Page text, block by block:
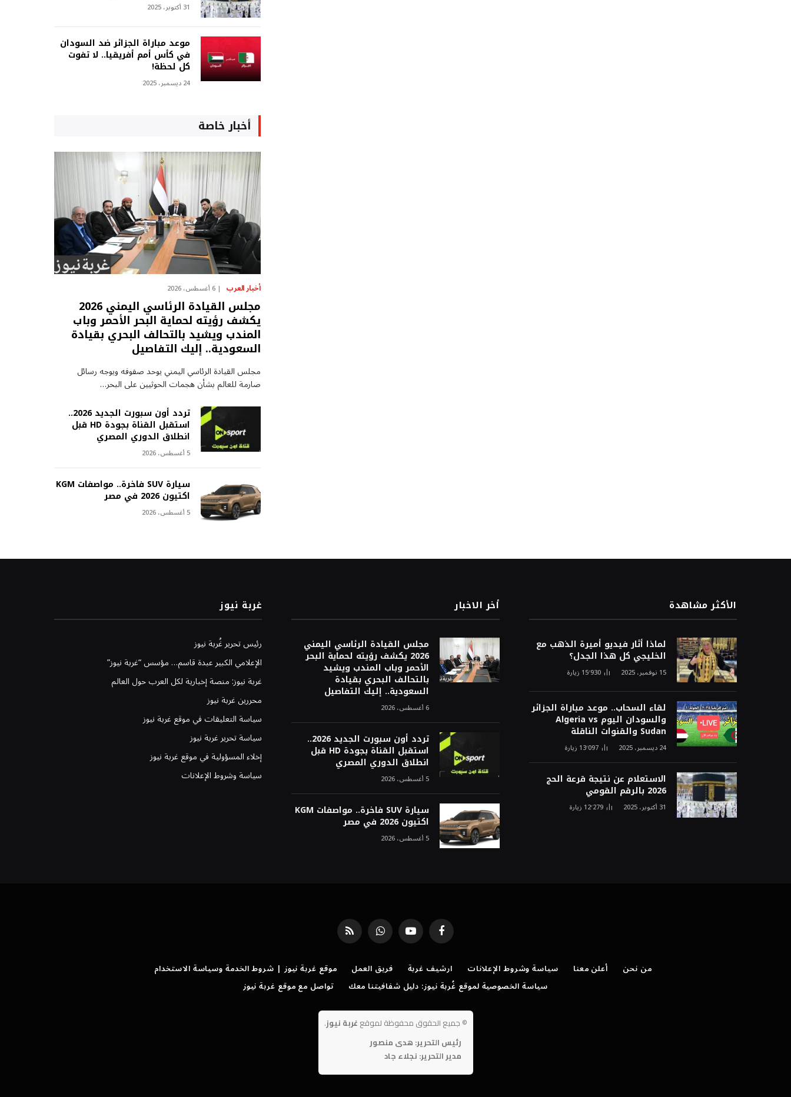
31 أكتوبر، 2025
موعد مباراة الجزائر ضد السودان
في كأس أمم أفريقيا.. لا تفوت
كل لحظة!
24 ديسمبر، 2025
أخبار خاصة
أخبار العرب 6 أغسطس، 2026
مجلس القيادة الرئاسي اليمني 2026
يكشف رؤيته لحماية البحر الأحمر وباب
المندب ويشيد بالتحالف البحري بقيادة
السعودية.. إليك التفاصيل
مجلس القيادة الرئاسي اليمني يوحد صفوفه ويوجه رسائل
صارمة للعالم بشأن هجمات الحوثيين على البحر…
تردد أون سبورت الجديد 2026..
استقبل القناة بجودة HD قبل
انطلاق الدوري المصري
5 أغسطس، 2026
سيارة SUV فاخرة.. مواصفات KGM
اكتيون 2026 في مصر
5 أغسطس، 2026
الأكثر مشاهدة
لماذا أثار فيديو أميرة الذهب مع
الخليجي كل هذا الجدل؟
15 نوفمبر، 2025 15٬930 زيارة
لقاء السحاب.. موعد مباراة الجزائر
والسودان اليوم Algeria vs
Sudan والقنوات الناقلة
24 ديسمبر، 2025 13٬097 زيارة
الاستعلام عن نتيجة قرعة الحج
2026 بالرقم القومي
31 أكتوبر، 2025 12٬279 زيارة
أخر الاخبار
مجلس القيادة الرئاسي اليمني
2026 يكشف رؤيته لحماية البحر
الأحمر وباب المندب ويشيد
بالتحالف البحري بقيادة
السعودية.. إليك التفاصيل
6 أغسطس، 2026
تردد أون سبورت الجديد 2026..
استقبل القناة بجودة HD قبل
انطلاق الدوري المصري
5 أغسطس، 2026
سيارة SUV فاخرة.. مواصفات KGM
اكتيون 2026 في مصر
5 أغسطس، 2026
غربة نيوز
رئيس تحرير غُربة نيوز
الإعلامي الكبير عبدة قاسم… مؤسس “غربة نيوز”
غربة نيوز: منصة إخبارية لكل العرب حول العالم
محررين غربة نيوز
سياسة التعليقات في موقع غربة نيوز
سياسة تحرير غربة نيوز
إخلاء المسؤولية في موقع غربة نيوز
سياسة وشروط الإعلانات
فيسبوك يوتيوب واتساب RSS
من نحن أعلن معنا سياسة وشروط الإعلانات ارشيف غربة فريق العمل
موقع غربة نيوز | شروط الخدمة وسياسة الاستخدام
سياسة الخصوصية لموقع غُربة نيوز: دليل شفافيتنا معك
تواصل مع موقع غربة نيوز
© جميع الحقوق محفوظة لموقع غربة نيوز.
رئيس التحرير: هدى منصور
مدير التحرير: نجلاء جاد